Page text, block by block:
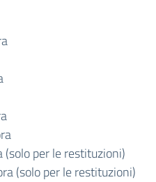
per le restituzioni)
(solo per le restituzioni)